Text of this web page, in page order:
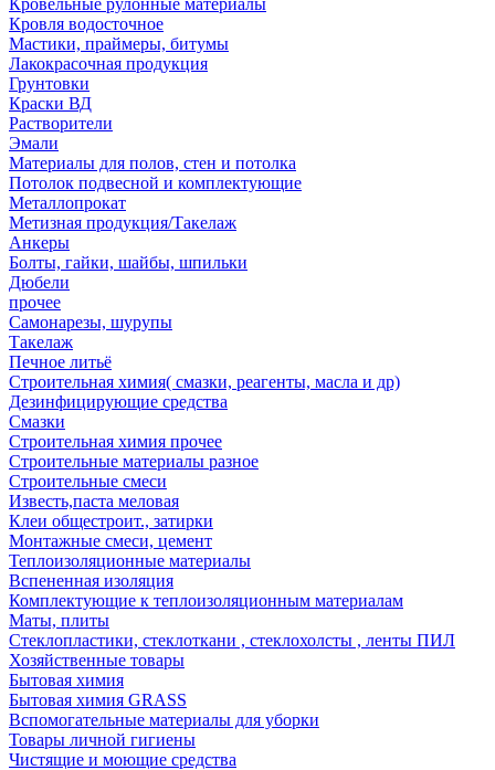
Кровельные рулонные материалы
Кровля водосточное
Мастики, праймеры, битумы
Лакокрасочная продукция
Грунтовки
Краски ВД
Растворители
Эмали
Материалы для полов, стен и потолка
Потолок подвесной и комплектующие
Металлопрокат
Метизная продукция/Такелаж
Анкеры
Болты, гайки, шайбы, шпильки
Дюбели
прочее
Самонарезы, шурупы
Такелаж
Печное литьё
Строительная химия( смазки, реагенты, масла и др)
Дезинфицирующие средства
Смазки
Строительная химия прочее
Строительные материалы разное
Строительные смеси
Известь,паста меловая
Клеи общестроит., затирки
Монтажные смеси, цемент
Теплоизоляционные материалы
Вспененная изоляция
Комплектующие к теплоизоляционным материалам
Маты, плиты
Стеклопластики, стеклоткани , стеклохолсты , ленты ПИЛ
Хозяйственные товары
Бытовая химия
Бытовая химия GRASS
Вспомогательные материалы для уборки
Товары личной гигиены
Чистящие и моющие средства